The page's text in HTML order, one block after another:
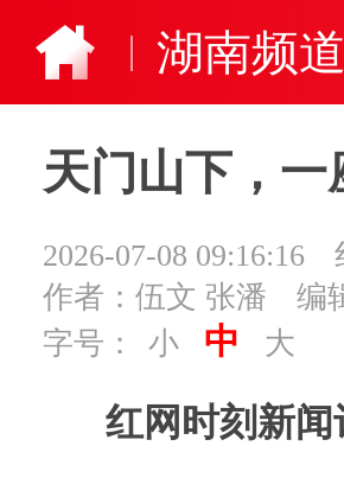
湖南频道
天门山下，
2026-07-08 09:16:16
作者：伍文 张潘
编
字号：
小 中 大
红网时刻新